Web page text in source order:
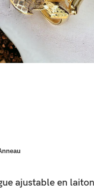
agrandir
ajustable en